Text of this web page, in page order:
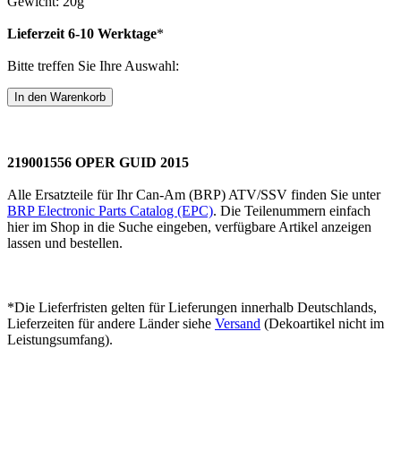
Lieferzeit 6-10 Werktage*
Bitte treffen Sie Ihre Auswahl:
219001556 OPER GUID 2015
Alle Ersatzteile für Ihr Can-Am (BRP) ATV/SSV finden Sie unter
BRP Electronic Parts Catalog (EPC). Die Teilenummern einfach
hier im Shop in die Suche eingeben, verfügbare Artikel anzeigen
lassen und bestellen.
*Die Lieferfristen gelten für Lieferungen innerhalb Deutschlands,
Lieferzeiten für andere Länder siehe Versand (Dekoartikel nicht im
Leistungsumfang).